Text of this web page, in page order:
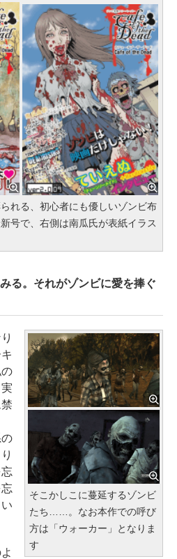
れる、初心者にも優しいゾンビ布
号で、右側は南瓜氏が表紙イラス
る。それがゾンビに愛を捧ぐ
そこかしこに蔓延するゾンビ
たち……。なお本作での呼び
方は「ウォーカー」となりま
す